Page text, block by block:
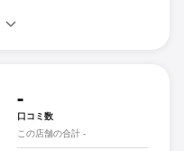
-
口コミ数
この店舗の合計 -